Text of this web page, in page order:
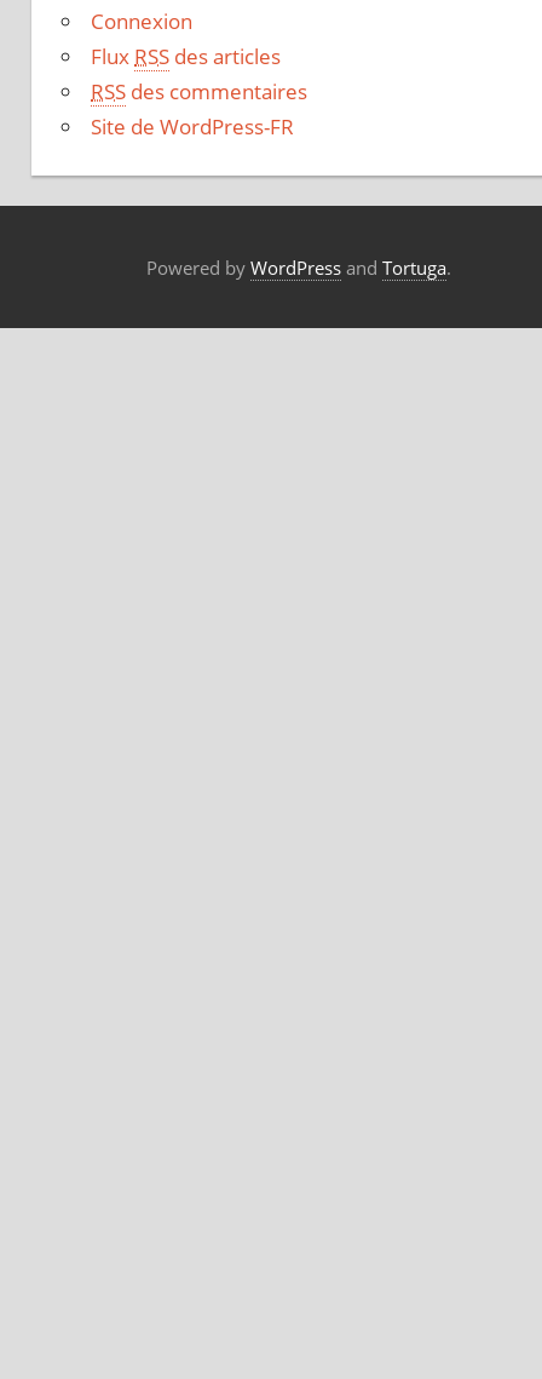
Connexion
Flux RSS des articles
RSS des commentaires
Site de WordPress-FR
Powered by WordPressand Tortuga.